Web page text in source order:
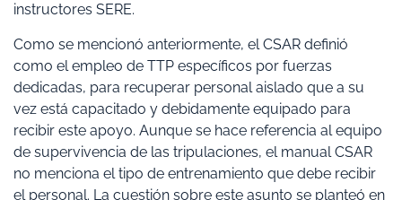
instructores SERE.
Como se mencionó anteriormente, el CSAR definió
como el empleo de TTP específicos por fuerzas
dedicadas, para recuperar personal aislado que a su
vez está capacitado y debidamente equipado para
recibir este apoyo. Aunque se hace referencia al equipo
de supervivencia de las tripulaciones, el manual CSAR
no menciona el tipo de entrenamiento que debe recibir
el personal. La cuestión sobre este asunto se planteó en